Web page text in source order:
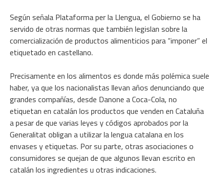
Según señala Plataforma per la Llengua, el Gobierno se ha
servido de otras normas que también legislan sobre la
comercialización de productos alimenticios para “imponer” el
etiquetado en castellano.
Precisamente en los alimentos es donde más polémica suele
haber, ya que los nacionalistas llevan años denunciando que
grandes compañías, desde Danone a Coca-Cola, no
etiquetan en catalán los productos que venden en Cataluña
a pesar de que varias leyes y códigos aprobados por la
Generalitat obligan a utilizar la lengua catalana en los
envases y etiquetas. Por su parte, otras asociaciones o
consumidores se quejan de que algunos llevan escrito en
catalán los ingredientes u otras indicaciones.